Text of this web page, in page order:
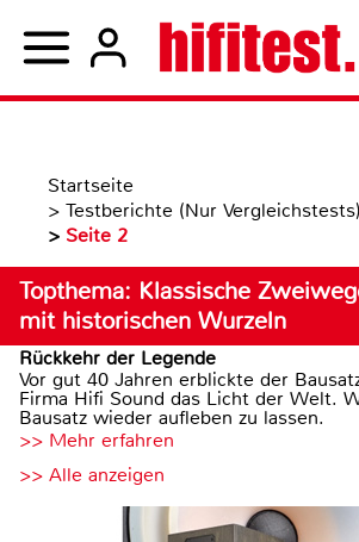
Startseite
> Testberichte (Nur Vergleichstests)
> Seite 2
Topthema: Klassische
mit historischen Wurzeln
Rückkehr der Legende
Vor gut 40 Jahren erblickte der
Firma Hifi Sound das Licht der Welt.
Bausatz wieder aufleben zu lassen.
>> Mehr erfahren
>> Alle anzeigen